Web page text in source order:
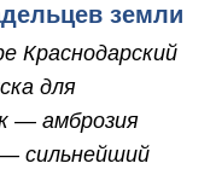
земли
Краснодарский
для
— амброзия
сильнейший